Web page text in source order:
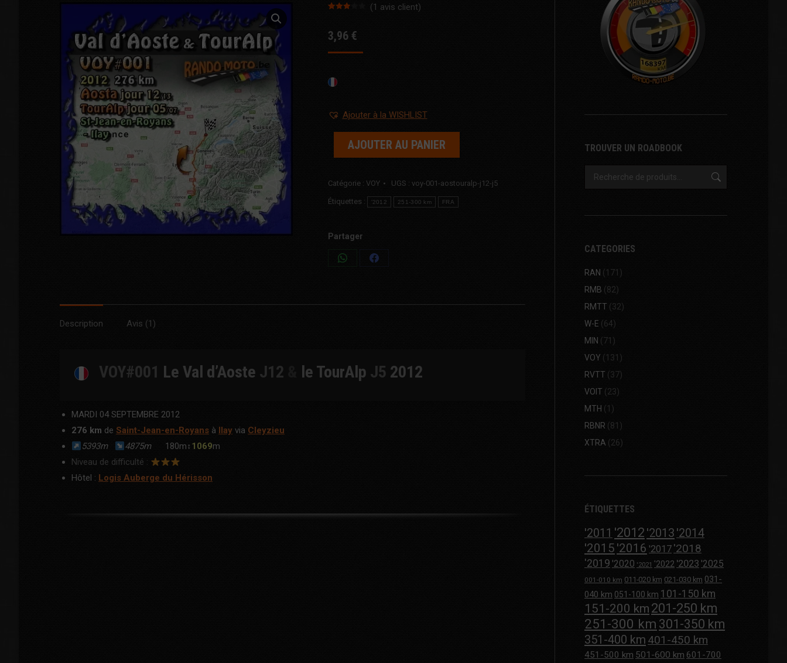
3,96 €
sur 5
basé
(1 avis client)
Ajouter à la WISHLIST
AJOUTER AU PANIER
Catégorie : VOY UGS : voy-001-aostouralp-j12-j5
Étiquettes : '2012 251-300 km FRA
Partager
Share
Share
Description Avis (1)
VOY#001 Le Val d’Aoste J12 le TourAlp J5 2012
MARDI 04 SEPTEMBRE 2012
276 km de Saint-Jean-en-Royans à Ilay via Cleyzieu
5393m
4875m 180m↕1069m
Niveau de difficulté :
Hôtel : Logis Auberge du Hérisson
TROUVER UN ROADBOOK
CATEGORIES
RAN (171)
RMB (82)
RMTT (32)
W-E (64)
MIN (71)
VOY (131)
RVTT (37)
VOIT (23)
MTH (1)
RBNR (81)
XTRA (26)
ÉTIQUETTES
'2011 '2012 '2013 '2014
'2015 '2016 '2017 '2018
'2019 '2020 '2021 '2022 '2023 '2025
001-010 km 011-020 km 021-030 km 031-
040 km 051-100 km 101-150 km
151-200 km 201-250 km
251-300 km 301-350 km
351-400 km 401-450 km
451-500 km 501-600 km 601-700